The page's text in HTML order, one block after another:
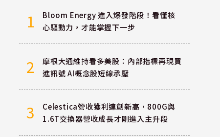
1
Bloom Energy 進入爆發階段！看懂核
心驅動力，才能掌握下一步
2
摩根大通維持看多美股：內部指標再現買
進訊號 AI概念股短線承壓
3
Celestica營收獲利連創新高，800G與
1.6T交換器營收成長才剛進入主升段